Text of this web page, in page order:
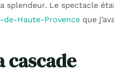
splendeur. Le spectacle
de-Haute-Provenceque
cascade